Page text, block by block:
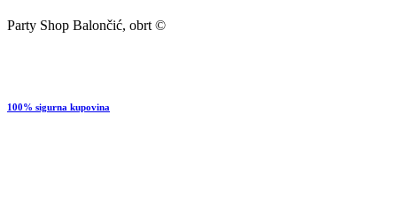
Party Shop Balončić, obrt ©
100% sigurna kupovina